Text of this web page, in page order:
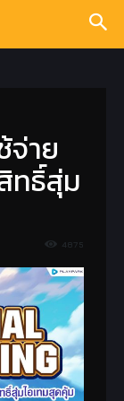
จ่าย
ทธิ์สุ่ม
4875